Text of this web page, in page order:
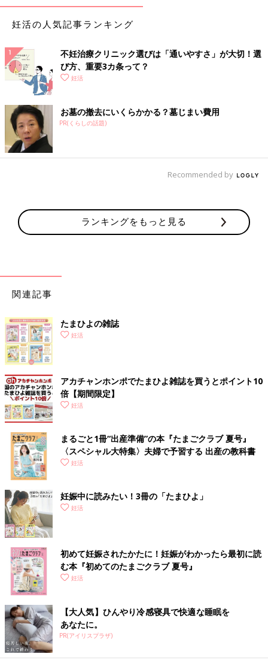
妊活の人気記事ランキング
不妊治療クリニック選びは「通いやすさ」が大切！選
び方、重要3カ条って？
妊活
お墓の撤去にいくらかかる？墓じまい費用
PR(くらしの話題)
Recommended by
ランキングをもっと見る
関連記事
たまひよの雑誌
妊活
アカチャンホンポでたまひよ雑誌を買うとポイント10
倍【期間限定】
妊活
まるごと1冊“出産準備”の本『たまごクラブ 夏号』
〈スペシャル大特集〉夫婦で予習する 出産の教科書
妊活
妊娠中に読みたい！3冊の「たまひよ」
妊活
初めて妊娠されたかたに！妊娠がわかったら最初に読
む本『初めてのたまごクラブ 夏号』
妊活
【大人気】ひんやり冷感寝具で快適な睡眠を
あなたに。
PR(アイリスプラザ)